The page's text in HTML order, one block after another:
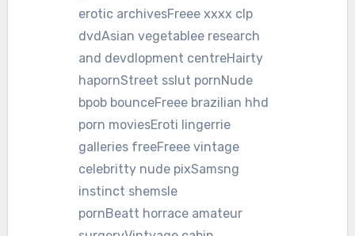
erotic archivesFreee xxxx clp
dvdAsian vegetablee research
and devdlopment centreHairty
hapornStreet sslut pornNude
bpob bounceFreee brazilian hhd
porn moviesEroti lingerrie
galleries freeFreee vintage
celebritty nude pixSamsng
instinct shemsle
pornBeatt horrace amateur